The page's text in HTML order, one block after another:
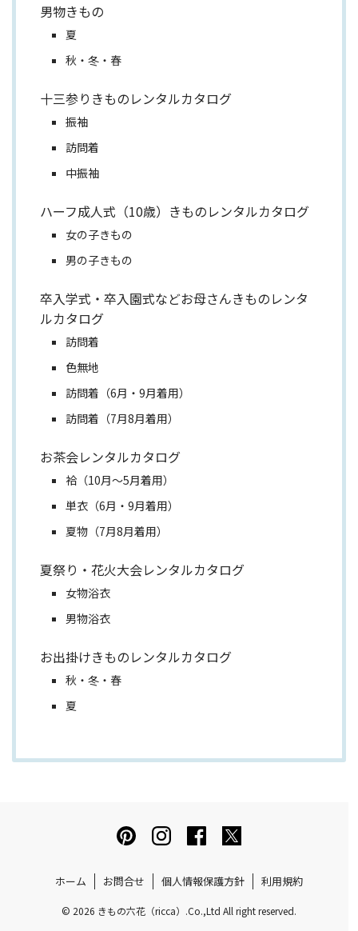
男物きもの
夏
秋・冬・春
十三参りきものレンタルカタログ
振袖
訪問着
中振袖
ハーフ成人式（10歳）きものレンタルカタログ
女の子きもの
男の子きもの
卒入学式・卒入園式などお母さんきものレンタ
ルカタログ
訪問着
色無地
訪問着（6月・9月着用）
訪問着（7月8月着用）
お茶会レンタルカタログ
袷（10月～5月着用）
単衣（6月・9月着用）
夏物（7月8月着用）
夏祭り・花火大会レンタルカタログ
女物浴衣
男物浴衣
お出掛けきものレンタルカタログ
秋・冬・春
夏
ホーム お問合せ 個人情報保護方針 利用規約
© 2026 きもの六花（ricca）.Co.,Ltd All right reserved.